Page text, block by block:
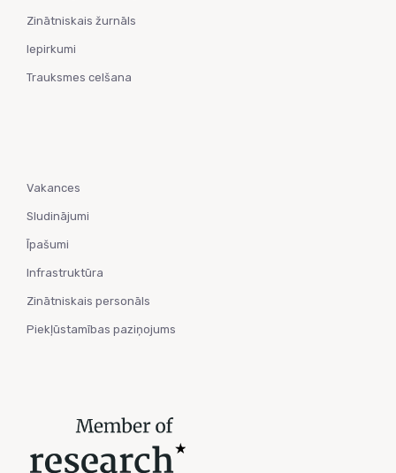
Zinātniskais žurnāls
Iepirkumi
Trauksmes celšana
Vakances
Sludinājumi
Īpašumi
Infrastruktūra
Zinātniskais personāls
Piekļūstamības paziņojums